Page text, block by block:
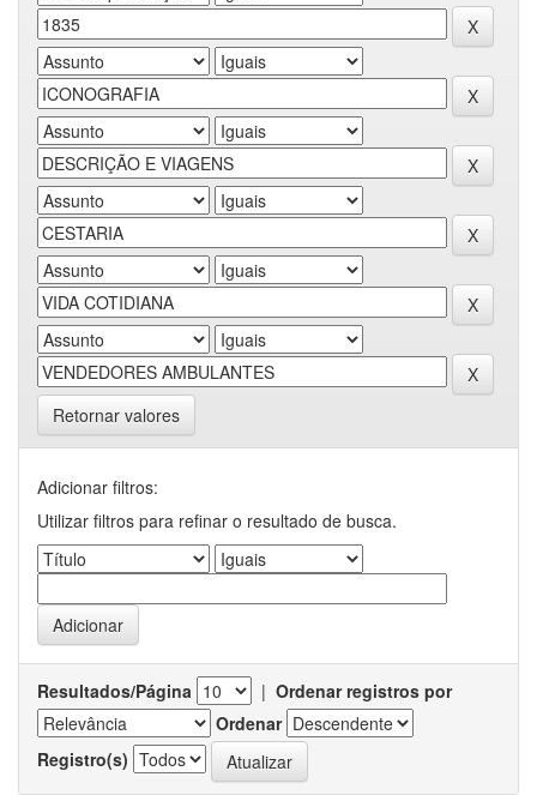
Retornar valores
Adicionar filtros:
Utilizar filtros para refinar o resultado de busca.
Resultados/Página | Ordenar registros por
Ordenar
Registro(s)